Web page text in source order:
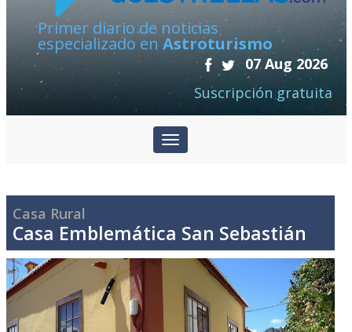
Primer diario de noticias
especializado en Astroturismo
07 Aug 2026
Suscripción gratuita
Casa Rural
Casa Emblemática San Sebastián